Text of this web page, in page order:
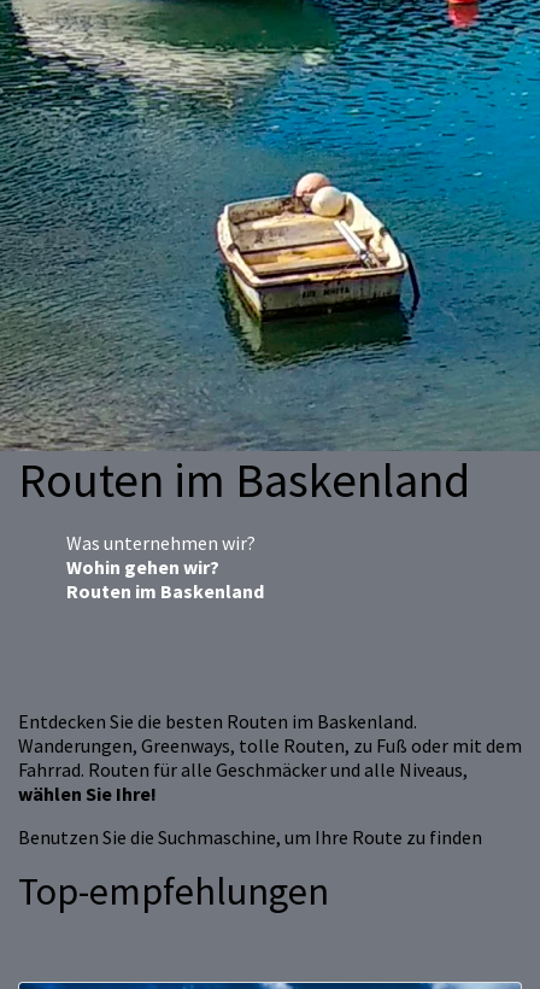
Routen im Baskenland
Was unternehmen wir?
Wohin gehen wir?
Routen im Baskenland
Entdecken Sie die besten Routen im Baskenland.
Wanderungen, Greenways, tolle Routen, zu Fuß oder mit dem
Fahrrad. Routen für alle Geschmäcker und alle Niveaus,
wählen Sie Ihre!
Benutzen Sie die Suchmaschine, um Ihre Route zu finden
Top-empfehlungen